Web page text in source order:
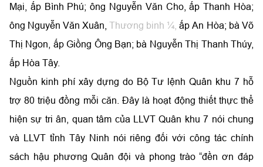
Mại, ấp Bình Phú; ông Nguyễn Văn Cho, ấp Thanh Hòa;
ông Nguyễn Văn Xuân, Thương binh ¼, ấp An Hòa; bà Võ
Thị Ngon, ấp Giồng Ông Bạn; bà Nguyễn Thị Thanh Thúy,
ấp Hòa Tây.
Nguồn kinh phí xây dựng do Bộ Tư lệnh Quân khu 7 hỗ
trợ 80 triệu đồng mỗi căn. Đây là hoạt động thiết thực thể
hiện sự tri ân, quan tâm của LLVT Quân khu 7 nói chung
và LLVT tỉnh Tây Ninh nói riêng đối với công tác chính
sách hậu phương Quân đội và phong trào “đền ơn đáp